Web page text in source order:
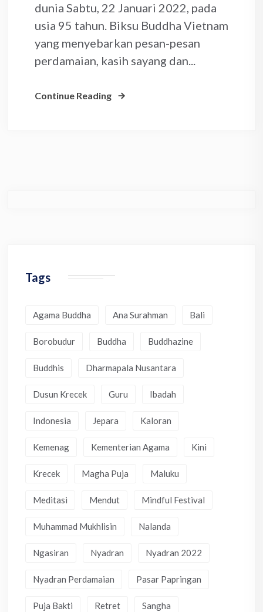
dunia Sabtu, 22 Januari 2022, pada
usia 95 tahun. Biksu Buddha Vietnam
yang menyebarkan pesan-pesan
perdamaian, kasih sayang dan...
Continue Reading
Tags
Agama Buddha Ana Surahman Bali
Borobudur Buddha Buddhazine
Buddhis Dharmapala Nusantara
Dusun Krecek Guru Ibadah
Indonesia Jepara Kaloran
Kemenag Kementerian Agama Kini
Krecek Magha Puja Maluku
Meditasi Mendut Mindful Festival
Muhammad Mukhlisin Nalanda
Ngasiran Nyadran Nyadran 2022
Nyadran Perdamaian Pasar Papringan
Puja Bakti Retret Sangha